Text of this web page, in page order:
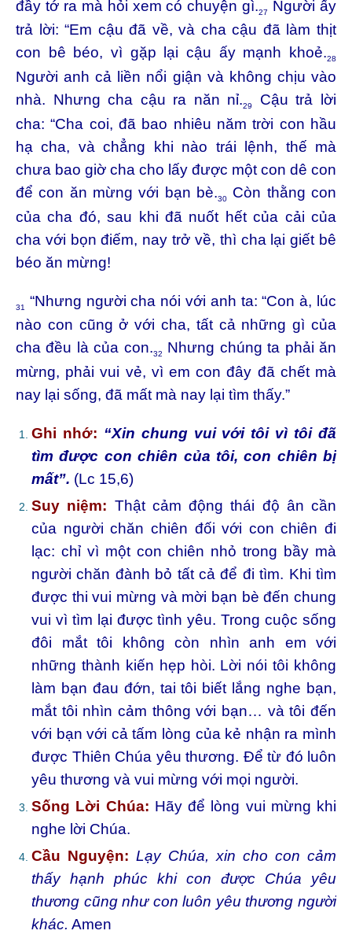
đầy tớ ra mà hỏi xem có chuyện gì.27
Người ấy
trả lời: “Em cậu đã về, và cha cậu đã làm thịt
con bê béo, vì gặp lại cậu ấy mạnh khoẻ.28
Người anh cả liền nổi giận và không chịu vào
nhà. Nhưng cha cậu ra năn nỉ.29
Cậu trả lời
cha: “Cha coi, đã bao nhiêu năm trời con hầu
hạ cha, và chẳng khi nào trái lệnh, thế mà
chưa bao giờ cha cho lấy được một con dê con
để con ăn mừng với bạn bè.30
Còn thằng con
của cha đó, sau khi đã nuốt hết của cải của
cha với bọn điếm, nay trở về, thì cha lại giết bê
béo ăn mừng!
31
“Nhưng người cha nói với anh ta: “Con à, lúc
nào con cũng ở với cha, tất cả những gì của
cha đều là của con.32
Nhưng chúng ta phải ăn
mừng, phải vui vẻ, vì em con đây đã chết mà
nay lại sống, đã mất mà nay lại tìm thấy.”
Ghi nhớ: “Xin chung vui với tôi vì tôi đã
tìm được con chiên của tôi, con chiên bị
mất”. (Lc 15,6)
Suy niệm: Thật cảm động thái độ ân cần
của người chăn chiên đối với con chiên đi
lạc: chỉ vì một con chiên nhỏ trong bầy mà
người chăn đành bỏ tất cả để đi tìm. Khi tìm
được thi vui mừng và mời bạn bè đến chung
vui vì tìm lại được tình yêu. Trong cuộc sống
đôi mắt tôi không còn nhìn anh em với
những thành kiến hẹp hòi. Lời nói tôi không
làm bạn đau đớn, tai tôi biết lắng nghe bạn,
mắt tôi nhìn cảm thông với bạn… và tôi đến
với bạn với cả tấm lòng của kẻ nhận ra mình
được Thiên Chúa yêu thương. Để từ đó luôn
yêu thương và vui mừng với mọi người.
Sống Lời Chúa: Hãy để lòng vui mừng khi
nghe lời Chúa.
Cầu Nguyện: Lạy Chúa, xin cho con cảm
thấy hạnh phúc khi con được Chúa yêu
thương cũng như con luôn yêu thương người
khác. Amen